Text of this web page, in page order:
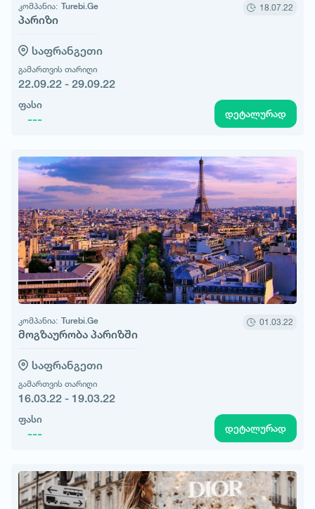
კომპანია: Turebi.Ge
პარიზი
18.07.22
საფრანგეთი
გამართვის თარიღი
22.09.22 - 29.09.22
ფასი
--- დეტალურად
კომპანია: Turebi.Ge
მოგზაურობა პარიზში
01.03.22
საფრანგეთი
გამართვის თარიღი
16.03.22 - 19.03.22
ფასი
--- დეტალურად